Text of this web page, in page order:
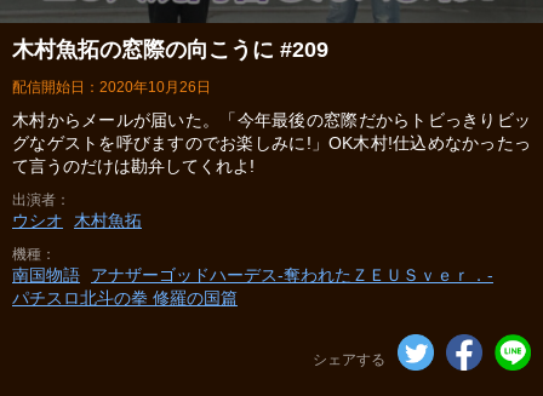
木村魚拓の窓際の向こうに #209
配信開始日：2020年10月26日
木村からメールが届いた。「今年最後の窓際だからトビっきりビッ
グなゲストを呼びますのでお楽しみに!」OK木村!仕込めなかったっ
て言うのだけは勘弁してくれよ!
出演者
ウシオ 木村魚拓
機種
南国物語
アナザーゴッドハーデス-奪われたＺＥＵＳｖｅｒ．-
パチスロ北斗の拳 修羅の国篇
シェアする